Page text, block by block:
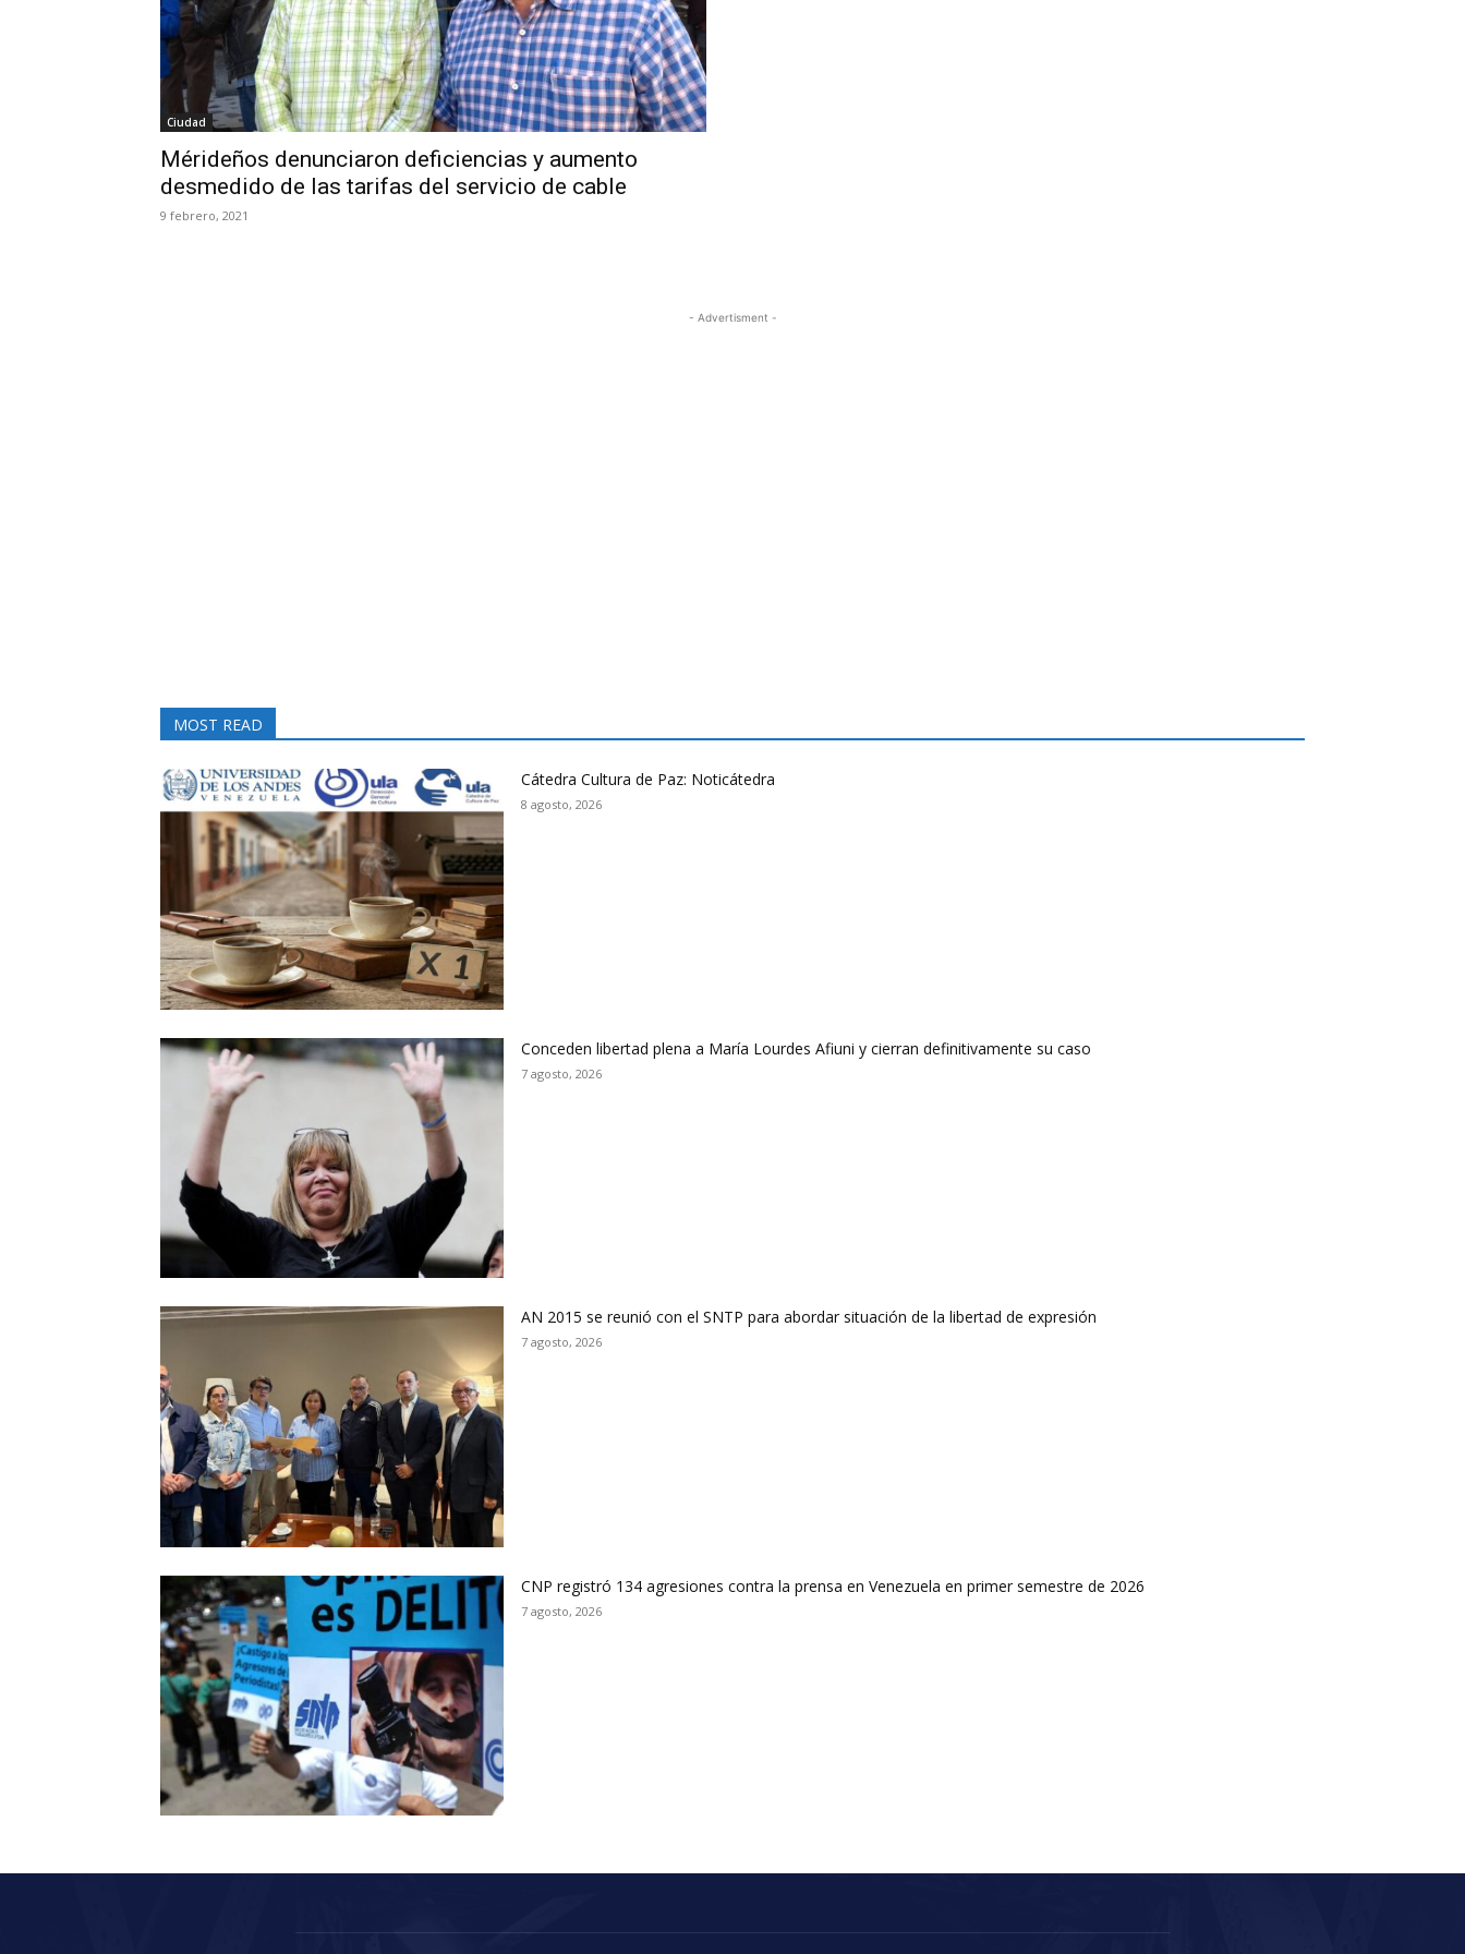
Ciudad
Mérideños denunciaron deficiencias y aumento
desmedido de las tarifas del servicio de cable
9 febrero, 2021
- Advertisment -
MOST READ
Cátedra Cultura de Paz: Noticátedra
8 agosto, 2026
Conceden libertad plena a María Lourdes Afiuni y cierran definitivamente su caso
7 agosto, 2026
AN 2015 se reunió con el SNTP para abordar situación de la libertad de expresión
7 agosto, 2026
CNP registró 134 agresiones contra la prensa en Venezuela en primer semestre de 2026
7 agosto, 2026